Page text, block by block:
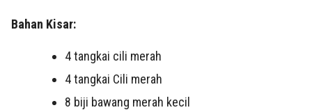
Bahan Kisar:
4 tangkai cili merah
4 tangkai Cili merah
8 biji bawang merah kecil